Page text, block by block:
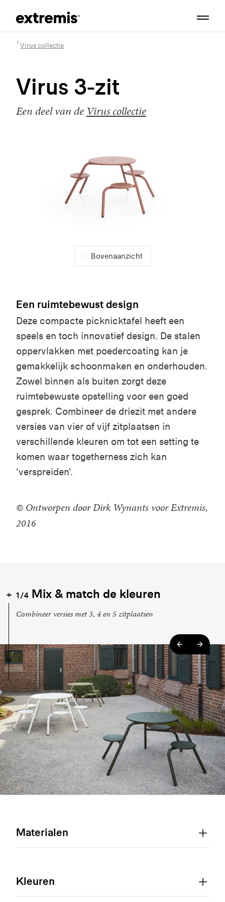
Virus collectie
Virus 3-zit
Een deel van de Virus collectie
Bovenaanzicht
Een ruimtebewust design
Deze compacte picknicktafel heeft een
speels en toch innovatief design. De stalen
oppervlakken met poedercoating kan je
gemakkelijk schoonmaken en onderhouden.
Zowel binnen als buiten zorgt deze
ruimtebewuste opstelling voor een goed
gesprek. Combineer de driezit met andere
versies van vier of vijf zitplaatsen in
verschillende kleuren om tot een setting te
komen waar togetherness zich kan
'verspreiden'.
© Ontworpen door Dirk Wynants voor Extremis,
2016
1/4 Mix & match de kleuren
Combineer versies met 3, 4 en 5 zitplaatsen
Materialen
Kleuren